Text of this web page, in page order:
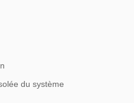
du système